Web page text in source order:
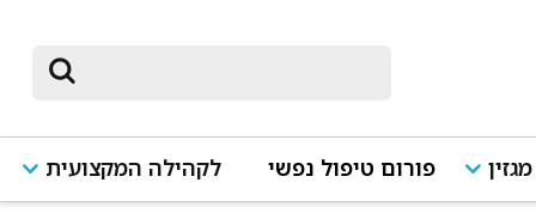
מגזין פורום טיפול נפשי לקהילה המקצועית